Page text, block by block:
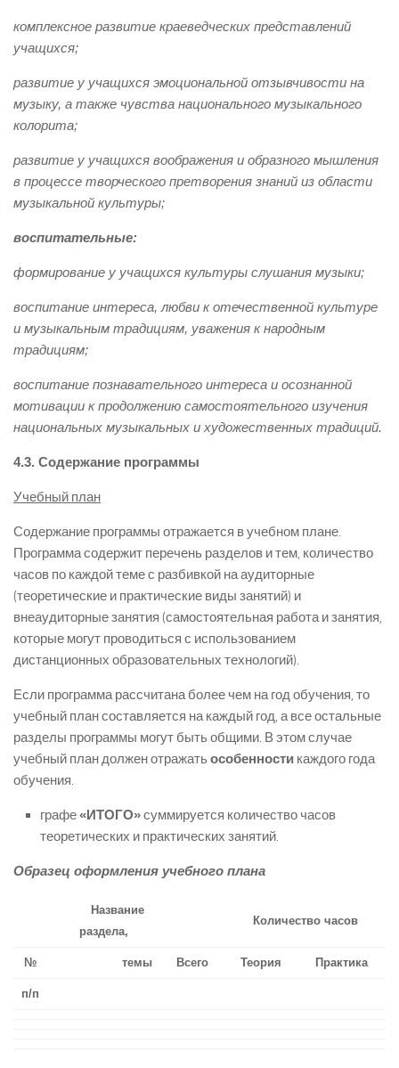
комплексное развитие краеведческих представлений
учащихся;
развитие у учащихся эмоциональной отзывчивости на
музыку, а также чувства национального музыкального
колорита;
развитие у учащихся воображения и образного мышления
в процессе творческого претворения знаний из области
музыкальной культуры;
воспитательные:
формирование у учащихся культуры слушания музыки;
воспитание интереса, любви к отечественной культуре
и музыкальным традициям, уважения к народным
традициям;
воспитание познавательного интереса и осознанной
мотивации к продолжению самостоятельного изучения
национальных музыкальных и художественных традиций.
4.3. Содержание программы
Учебный план
Содержание программы отражается в учебном плане.
Программа содержит перечень разделов и тем, количество
часов по каждой теме с разбивкой на аудиторные
(теоретические и практические виды занятий) и
внеаудиторные занятия (самостоятельная работа и занятия,
которые могут проводиться с использованием
дистанционных образовательных технологий).
Если программа рассчитана более чем на год обучения, то
учебный план составляется на каждый год, а все остальные
разделы программы могут быть общими. В этом случае
учебный план должен отражатьособенности каждого года
обучения.
графе«ИТОГО»суммируется количество часов
теоретических и практических занятий.
Образец оформления учебного плана
Название
раздела,
Количество часов
№ темы Всего Теория Практика
п/п